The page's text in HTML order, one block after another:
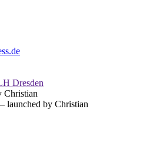
Dresden
Christian
launched by Christian